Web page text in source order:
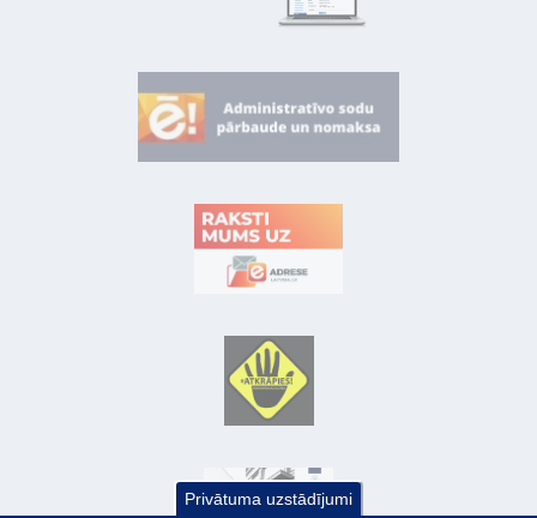
Privātuma uzstādījumi